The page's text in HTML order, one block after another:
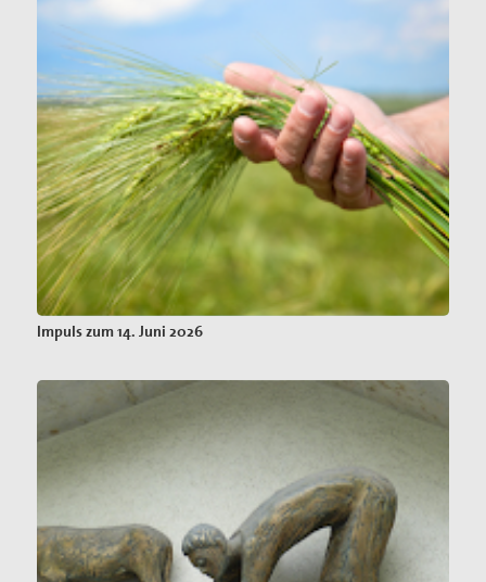
Impuls zum 14. Juni 2026